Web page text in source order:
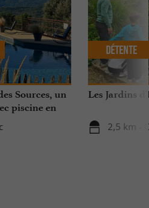
Sources, un
piscine en
Les Jardins
2,5 km -
Détente